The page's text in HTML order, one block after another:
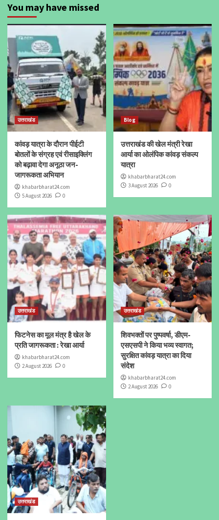
You may have missed
उत्तराखंड
कांवड़ यात्रा के दौरान पीईटी
बोतलों के संग्रह एवं रीसाइक्लिंग
को बढ़ावा देगा अनूठा जन-
जागरूकता अभियान
khabarbharat24.com
5 August 2026
0
Blog
उत्तराखंड की खेल मंत्री रेखा
आर्या का ओलंपिक कांवड़ संकल्प
यात्रा
khabarbharat24.com
3 August 2026
0
उत्तराखंड
फिटनेस का मूल मंत्र है खेल के
प्रति जागरूकता : रेखा आर्या
khabarbharat24.com
2 August 2026
0
उत्तराखंड
शिवभक्तों पर पुष्पवर्षा, डीएम-
एसएसपी ने किया भव्य स्वागत;
सुरक्षित कांवड़ यात्रा का दिया
संदेश
khabarbharat24.com
2 August 2026
0
उत्तराखंड